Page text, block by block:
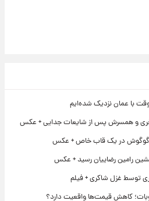
با عمان نزدیک شده‌ایم
و همسرش پس از شایعات جدایی + عکس
و گوگوش در یک قاب خاص + عکس
توسط غزل شاکری + فیلم
کاهش قیمت‌ها واقعیت دارد؟